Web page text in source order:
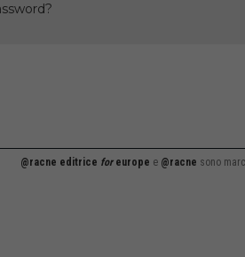
@racne editrice foreurope e @racne sono